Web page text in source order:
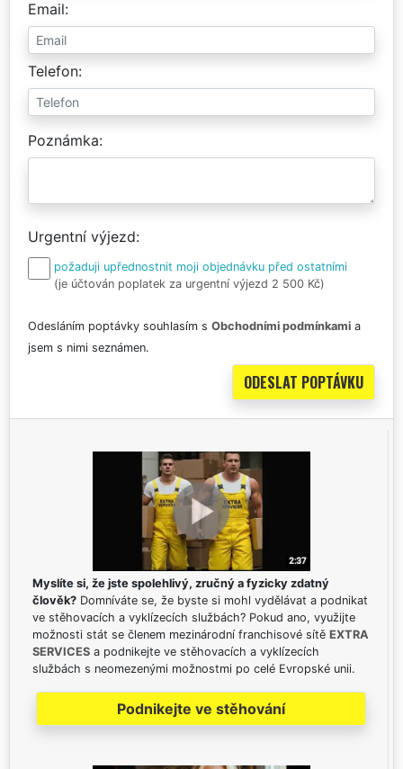
Email
Telefon
Poznámka
Urgentní výjezd
požaduji upřednostnit moji objednávku před ostatními
(je účtován poplatek za urgentní výjezd 2 500 Kč)
Odesláním poptávky souhlasím s Obchodními podmínkami a
jsem s nimi seznámen.
Myslíte si, že jste spolehlivý, zručný a fyzicky zdatný
člověk? Domníváte se, že byste si mohl vydělávat a podnikat
ve stěhovacích a vyklízecích službách? Pokud ano, využijte
možnosti stát se členem mezinárodní franchisové sítě EXTRA
SERVICES a podnikejte ve stěhovacích a vyklízecích
službách s neomezenými možnostmi po celé Evropské unii.
Podnikejte ve stěhování